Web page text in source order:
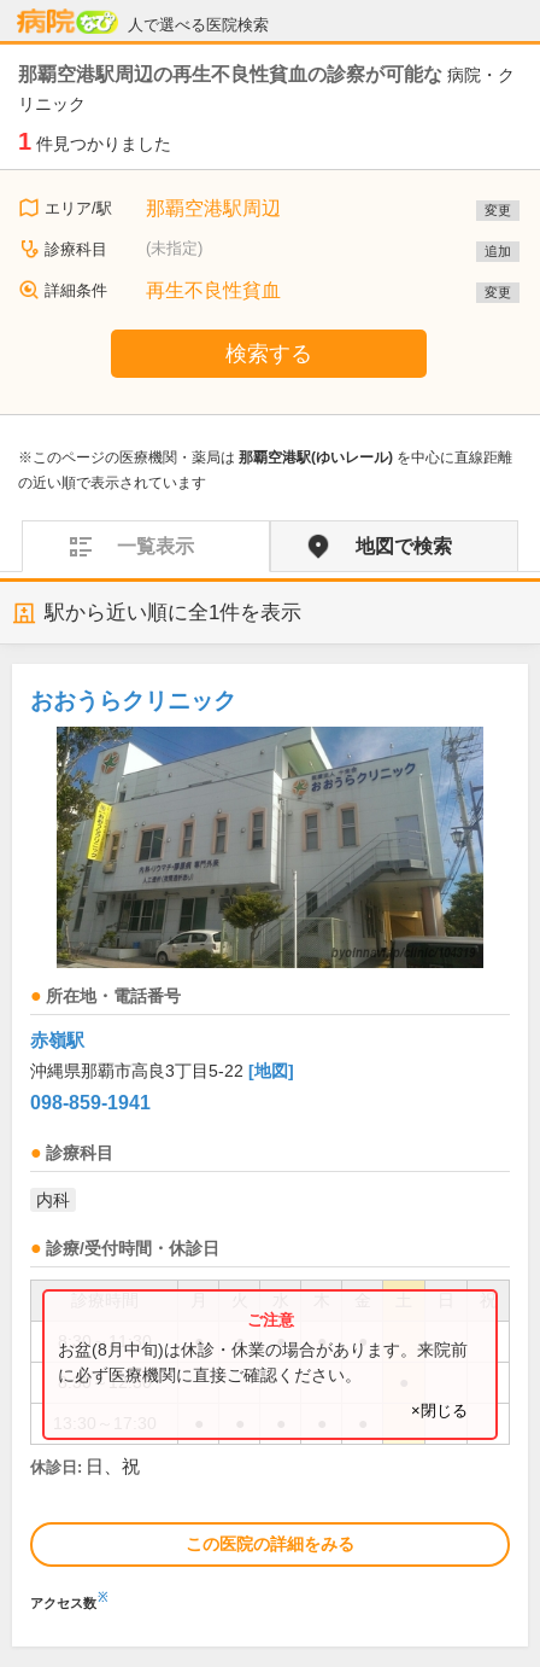
人で選べる医院検索
病院なび
那覇空港駅周辺の再生不良性貧血の診察が可能な 病院・ク
リニック
1 件見つかりました
エリア/駅 那覇空港駅周辺 変更
診療科目 (未指定) 追加
詳細条件 再生不良性貧血 変更
検索する
※このページの医療機関・薬局は 那覇空港駅(ゆいレール) を中心に直線距離
の近い順で表示されています
一覧表示 地図で検索
駅から近い順に全1件を表示
おおうらクリニック
所在地・電話番号
赤嶺駅
沖縄県那覇市高良3丁目5-22 [地図]
098-859-1941
診療科目
内科
診療/受付時間・休診日
祝
8:30～11:30 ● ● ● ● ●
8:30～12:30
お盆(8月中旬)は休診・休業の場合があります。来院前
に必ず医療機関に直接ご確認ください。
×閉じる
休診日: 日、祝
この医院の詳細をみる
アクセス数※